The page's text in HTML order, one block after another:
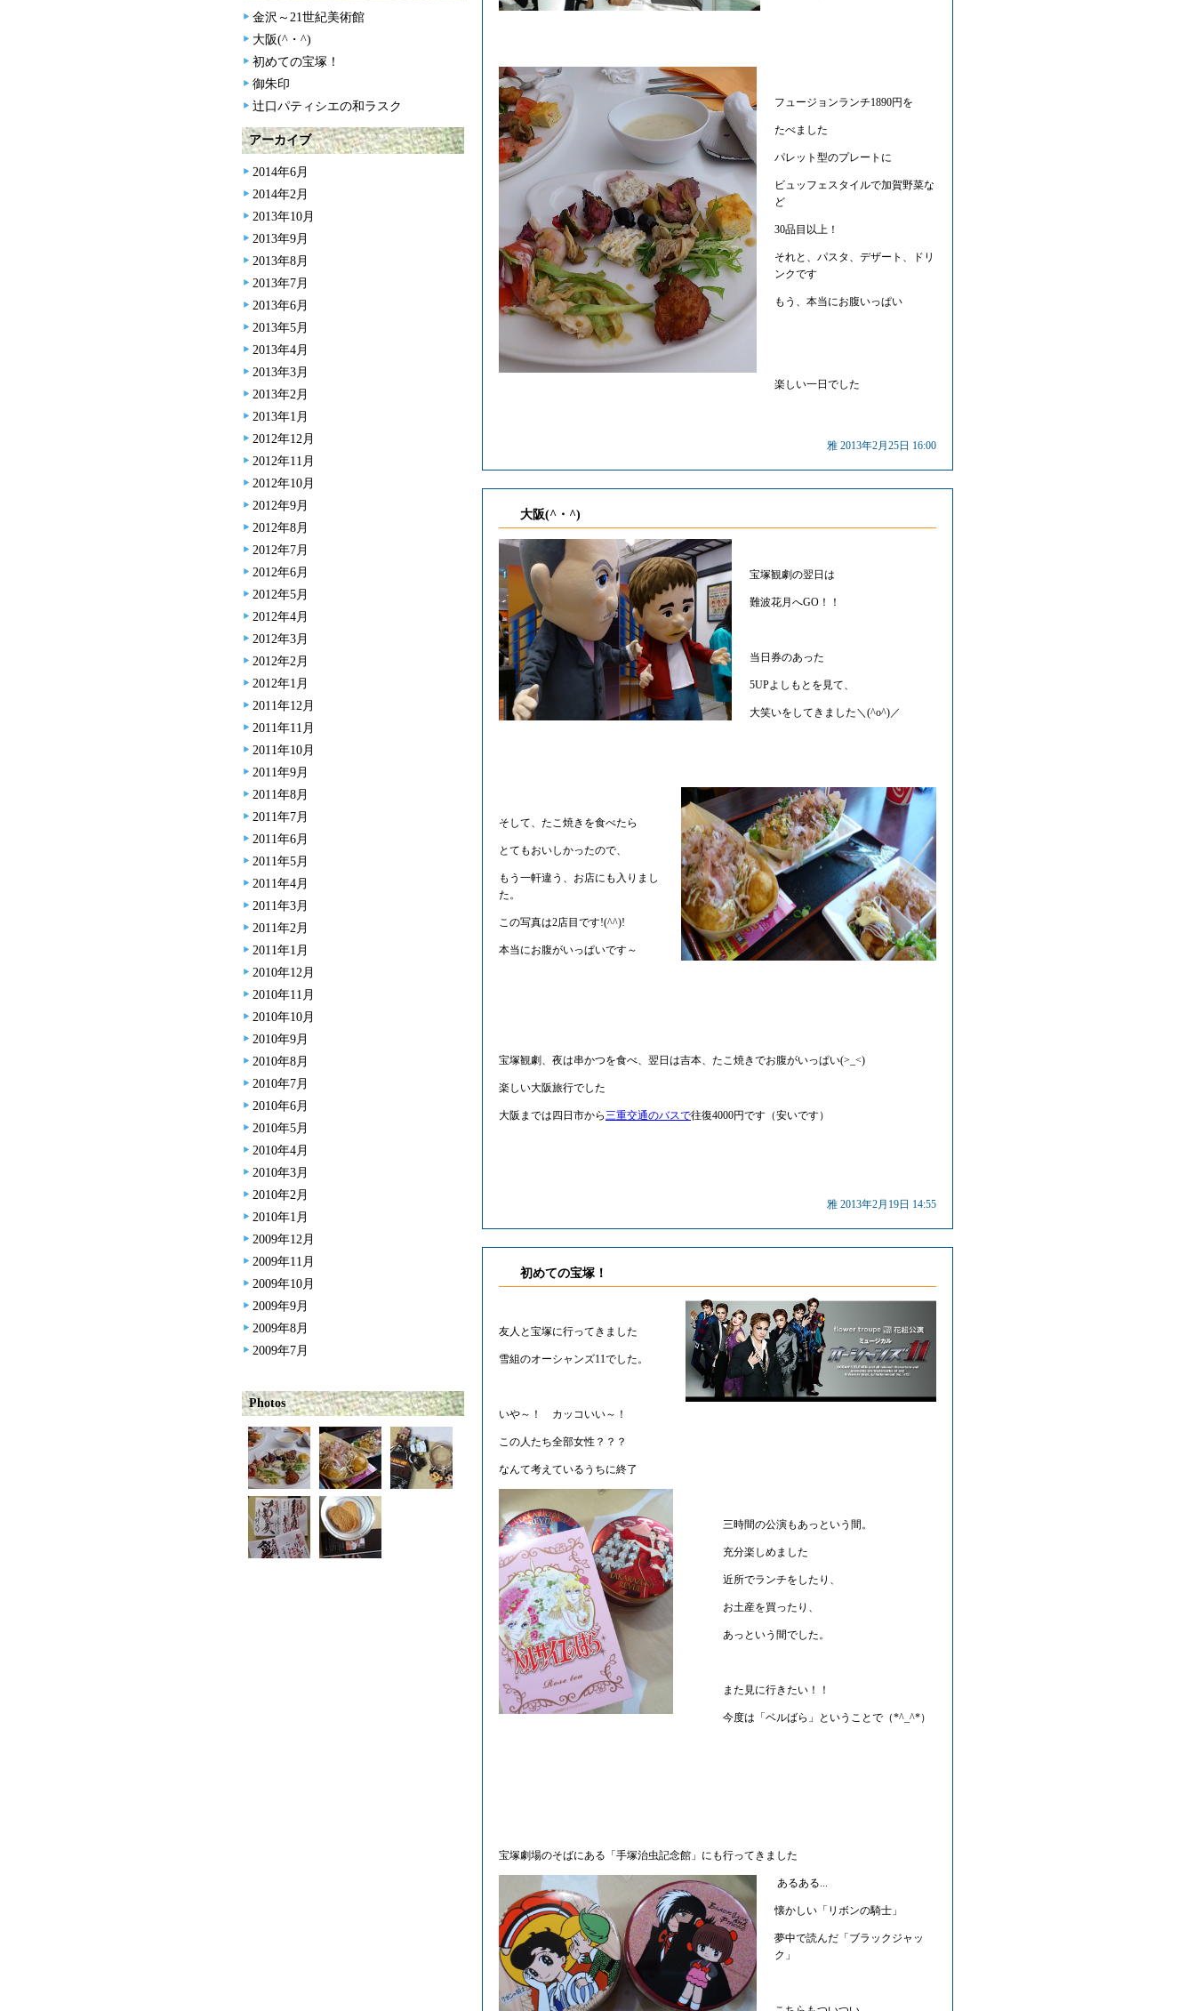
フュージョンランチ1890円を
たべました
パレット型のプレートに
ビュッフェスタイルで加賀野菜な
ど
30品目以上！
それと、パスタ、デザート、ドリ
ンクです
もう、本当にお腹いっぱい
楽しい一日でした
雅 2013年2月25日 16:00
大阪(^・^)
宝塚観劇の翌日は
難波花月へGO！！
当日券のあった
5UPよしもとを見て、
大笑いをしてきました＼(^o^)／
そして、たこ焼きを食べたら
とてもおいしかったので、
もう一軒違う、お店にも入りまし
た。
この写真は2店目です!(^^)!
本当にお腹がいっぱいです～
宝塚観劇、夜は串かつを食べ、翌日は吉本、たこ焼きでお腹がいっぱい(>_<)
楽しい大阪旅行でした
大阪までは四日市から三重交通のバスで往復4000円です（安いです）
雅 2013年2月19日 14:55
初めての宝塚！
友人と宝塚に行ってきました
雪組のオーシャンズ11でした。
いや～！ カッコいい～！
この人たち全部女性？？？
なんて考えているうちに終了
三時間の公演もあっという間。
充分楽しめました
近所でランチをしたり、
お土産を買ったり、
あっという間でした。
また見に行きたい！！
今度は「ベルばら」ということで（*^_^*）
宝塚劇場のそばにある「手塚治虫記念館」にも行ってきました
あるある...
懐かしい「リボンの騎士」
夢中で読んだ「ブラックジャッ
ク」
金沢～21世紀美術館
大阪(^・^)
初めての宝塚！
御朱印
辻口パティシエの和ラスク
アーカイブ
2014年6月
2014年2月
2013年10月
2013年9月
2013年8月
2013年7月
2013年6月
2013年5月
2013年4月
2013年3月
2013年2月
2013年1月
2012年12月
2012年11月
2012年10月
2012年9月
2012年8月
2012年7月
2012年6月
2012年5月
2012年4月
2012年3月
2012年2月
2012年1月
2011年12月
2011年11月
2011年10月
2011年9月
2011年8月
2011年7月
2011年6月
2011年5月
2011年4月
2011年3月
2011年2月
2011年1月
2010年12月
2010年11月
2010年10月
2010年9月
2010年8月
2010年7月
2010年6月
2010年5月
2010年4月
2010年3月
2010年2月
2010年1月
2009年12月
2009年11月
2009年10月
2009年9月
2009年8月
2009年7月
Photos